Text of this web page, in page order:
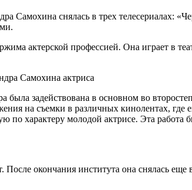
Самохина снялась в трех
актерской профессией. Она играет в
была задействована в основном во
на съемки в различных кинолентах,
характеру молодой актрисе. Эта работа
окончания института она снялась